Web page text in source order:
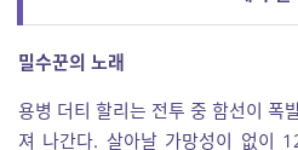
밀수꾼의 노래
용병 더티 할리는 전투 중 함선이 폭
져 나간다. 살아날 가망성이 없이